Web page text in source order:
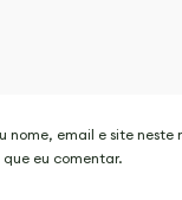
nome, email e site neste
eu comentar.